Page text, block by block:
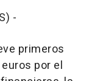
-
primeros
por el